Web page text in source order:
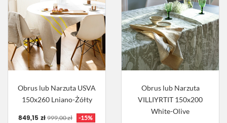
Obrus lub Narzuta USVA
150x260 Lniano-Żółty
849,15 zł 999,00 zł
-15%
Obrus lub Narzuta
VILLIYRTIT 150x200
White-Olive